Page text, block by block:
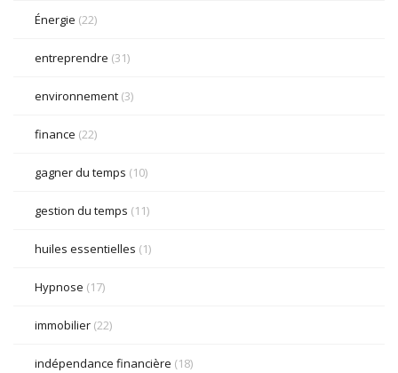
Énergie (22)
entreprendre (31)
environnement (3)
finance (22)
gagner du temps (10)
gestion du temps (11)
huiles essentielles (1)
Hypnose (17)
immobilier (22)
indépendance financière (18)